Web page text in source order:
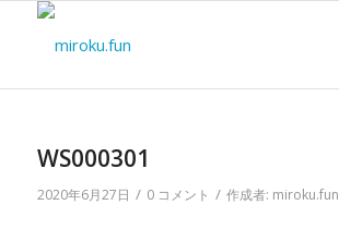
WS000301
2020年6月27日 / 0 コメント / 作成者: miroku.fun